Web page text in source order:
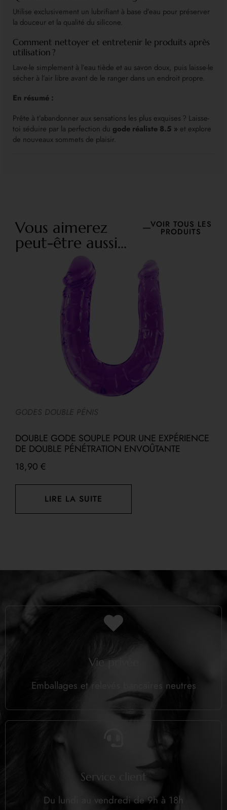
Utilise exclusivement un lubrifiant à base d’eau pour préserver
la douceur et la qualité du silicone.
Comment nettoyer et entretenir le produits après
utilisation ?
Lave-le simplement à l’eau tiède et au savon doux, puis laisse-le
sécher à l’air libre avant de le ranger dans un endroit propre.
En résumé :
Prête à t’abandonner aux sensations les plus exquises ? Laisse-
toi séduire par la perfection du gode réaliste 8.5 » et explore
de nouveaux sommets de plaisir.
Vous aimerez
peut-être aussi...
VOIR TOUS LES
PRODUITS
GODES DOUBLE PÉNIS
DOUBLE GODE SOUPLE POUR UNE EXPÉRIENCE
DE DOUBLE PÉNÉTRATION ENVOÛTANTE
18,90 €
LIRE LA SUITE
Vie privée
Emballages et relevés bancaires neutres
Service client
Du lundi au vendredi de 9h à 18h